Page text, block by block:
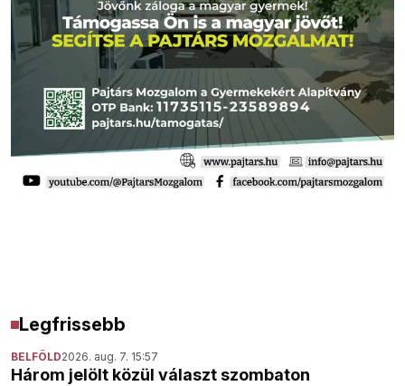
Legfrissebb
BELFÖLD2026. aug. 7. 15:57
Három jelölt közül választ szombaton